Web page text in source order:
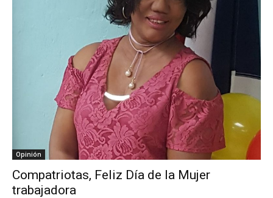
Opinión
Compatriotas, Feliz Día de la Mujer
trabajadora